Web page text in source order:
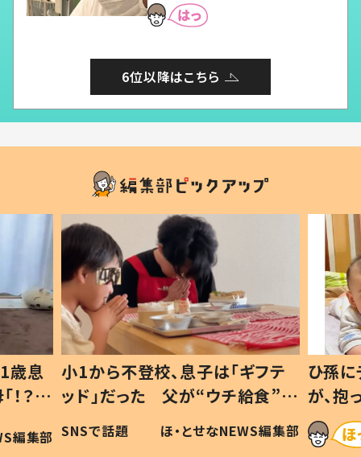
6位以降はこちら
フテ
食”を
編集部
ひ孫にデレデレな80歳じいじ
が、抱っこすると…ひ孫の反応に
「涙が出ました」「可愛くて仕方な
い」
ほ・とせなNEWS編集部